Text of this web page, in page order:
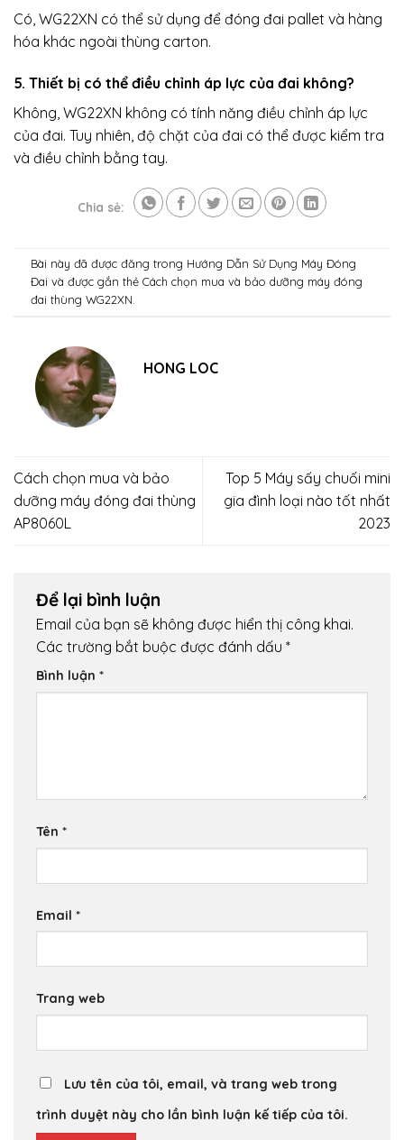
Có, WG22XN có thể sử dụng để đóng đai pallet và hàng
hóa khác ngoài thùng carton.
5. Thiết bị có thể điều chỉnh áp lực của đai không?
Không, WG22XN không có tính năng điều chỉnh áp lực
của đai. Tuy nhiên, độ chặt của đai có thể được kiểm tra
và điều chỉnh bằng tay.
Chia sẻ:
Bài này đã được đăng trong Hướng Dẫn Sử Dụng Máy Đóng
Đai và được gắn thẻCách chọn mua và bảo dưỡng máy đóng
đai thùng WG22XN
HONG LOC
Cách chọn mua và bảo
dưỡng máy đóng đai thùng
AP8060L
Top 5 Máy sấy chuối mini
gia đình loại nào tốt nhất
2023
Để lại bình luận
Email của bạn sẽ không được hiển thị công khai.
Các trường bắt buộc được đánh dấu *
Bình luận *
Tên *
Email *
Trang web
Lưu tên của tôi, email, và trang web trong
trình duyệt này cho lần bình luận kế tiếp của tôi.